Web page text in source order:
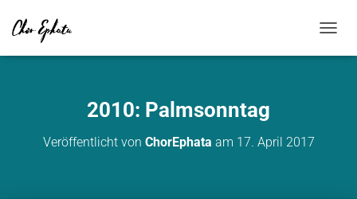
2010: Palmsonntag
Veröffentlicht von ChorEphata am 17. April 2017